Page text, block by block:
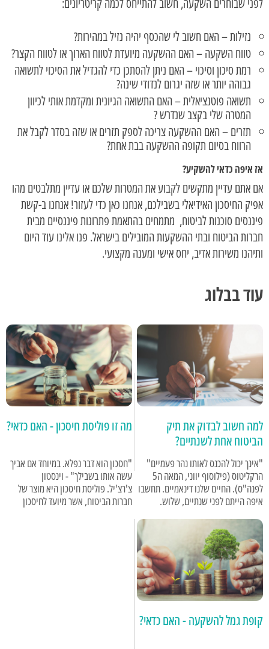
נזילות – האם חשוב לי שהכסף יהיה נזיל במהירות?
טווח השקעה – האם ההשקעה מיועדת לטווח הארוך או לטווח הקצר?
רמת סיכון וסיכוי – האם ניתן להסתכן כדי להגדיל את הסיכוי לתשואה
גבוהה יותר או שזה יגרום לנדודי שינה?
תשואה פוטנציאלית – האם התשואה הגיונית ומקדמת אותי לכיוון
המטרה שלי בקצב שנדרש ?
תזרים – האם ההשקעה צריכה לספק תזרים או שזה בסדר לקבל את
הרווח בסיום תקופה ההשקעה בבת אחת?
אז איפה כדאי להשקיע?
אם אתם עדיין מתקשים לקבוע את המטרות שלכם או עדיין מתלבטים מהו
אפיק החיסכון האידיאלי בשבילכם, אנחנו כאן כדי לעזור! אנחנו ב-קשת
פיננסים סוכנות לביטוח, מתמחים בהתאמת פתרונות פיננסיים מבית
חברות הביטוח ובתי ההשקעות המובילים בישראל. פנו אלינו עוד היום
ותיהנו משירות אדיב, יחס אישי ומענה מקצועי.
עוד בבלוג
למה חשוב לבדוק את תיק
הביטוח אחת לשנתיים?
"אינך יכול להכנס לאותו נהר פעמיים"
הרקליטוס (פילוסוף יווני, המאה ה5
לפנה"ס). החיים שלנו דינאמיים. תחשבו
איפה הייתם לפני שנתיים, שלוש.
זוגיות? אולי התחלתם ללמוד או נולד לכם
ילד.ה? אולי שיפרתם את תנאי השכר
שלכם? החיים זורמים ומשתנים... ואנחנו
איתם....
מה זו פוליסת חיסכון - האם כדאי?
"חסכון הוא דבר נפלא. במיוחד אם אביך
עשה אותו בשבילך" - וינסטון
צ'רצ'יל. פוליסת חיסכון היא מוצר של
חברות הביטוח, אשר מיועד לחיסכון
קופת גמל להשקעה - האם כדאי?